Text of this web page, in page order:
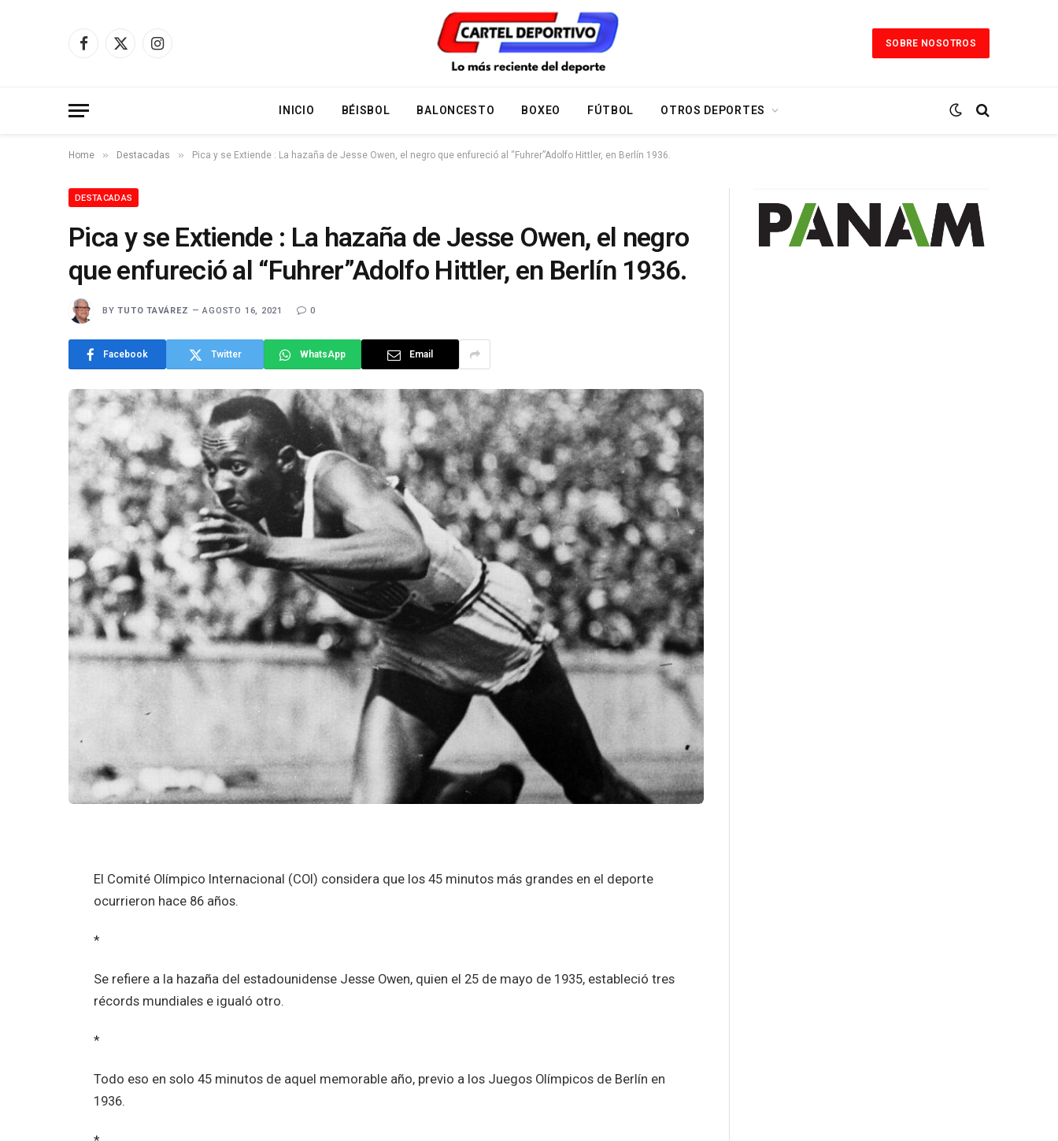
Facebook
X
Instagram
SOBRE NOSOTROS
INICIO BÉISBOL BALONCESTO BOXEO FÚTBOL OTROS DEPORTES
Home » Destacadas » Pica y se Extiende : La hazaña de Jesse Owen, el negro que enfureció al “Fuhrer”Adolfo Hittler, en Berlín 1936.
DESTACADAS
Pica y se Extiende : La hazaña de Jesse Owen, el negro
que enfureció al “Fuhrer”Adolfo Hittler, en Berlín 1936.
BY TUTO TAVÁREZ AGOSTO 16, 2021 0
Facebook Twitter WhatsApp Email
El Comité Olímpico Internacional (COI) considera que los 45 minutos más grandes en el deporte
ocurrieron hace 86 años.
*
Se refiere a la hazaña del estadounidense Jesse Owen, quien el 25 de mayo de 1935, estableció tres
récords mundiales e igualó otro.
*
Todo eso en solo 45 minutos de aquel memorable año, previo a los Juegos Olímpicos de Berlín en
1936.